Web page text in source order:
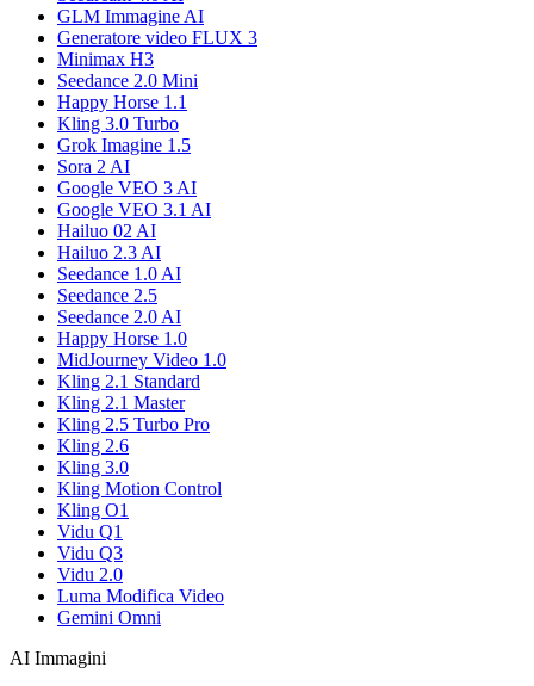
GLM Immagine AI
Generatore video FLUX 3
Minimax H3
Seedance 2.0 Mini
Happy Horse 1.1
Kling 3.0 Turbo
Grok Imagine 1.5
Sora 2 AI
Google VEO 3 AI
Google VEO 3.1 AI
Hailuo 02 AI
Hailuo 2.3 AI
Seedance 1.0 AI
Seedance 2.5
Seedance 2.0 AI
Happy Horse 1.0
MidJourney Video 1.0
Kling 2.1 Standard
Kling 2.1 Master
Kling 2.5 Turbo Pro
Kling 2.6
Kling 3.0
Kling Motion Control
Kling O1
Vidu Q1
Vidu Q3
Vidu 2.0
Luma Modifica Video
Gemini Omni
AI Immagini